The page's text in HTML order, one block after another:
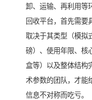
卸、运输、再利用等
回收平台，首先需要
取决于其类型（模拟
磅）、使用年限、核
盒等）以及整体结构
术参数的团队，才能
信息不对称而吃亏。